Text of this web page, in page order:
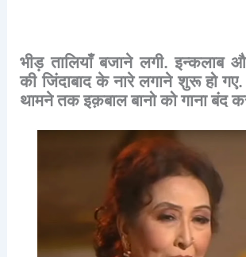
भीड़ तालियाँ बजाने लगी.इन्कलाब
की जिंदाबाद के नारे लगाने शुरू हो गए
थामनेतकइक़बालबानोकोगानाबंद